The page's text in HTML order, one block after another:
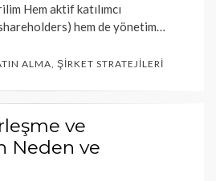
Hem aktif katılımcı
hem de yönetim…
ALMA ŞIRKET STRATEJILERI
ve
Neden ve